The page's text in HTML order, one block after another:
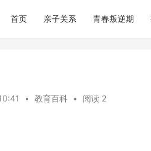
首页 亲子关系 青春叛逆期
• 教育百科 • 阅读 2